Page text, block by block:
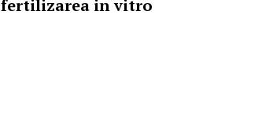
fertilizarea in vitro